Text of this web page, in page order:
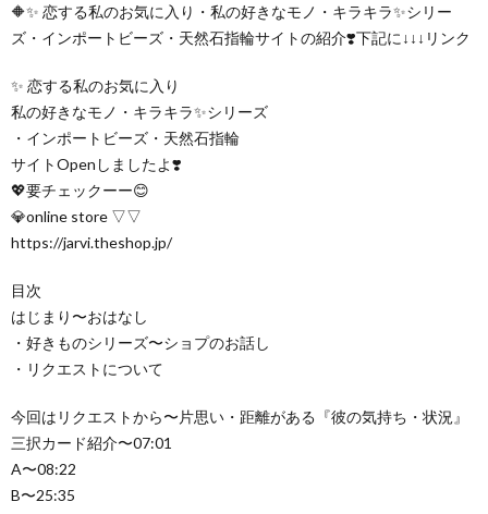
🔶✨ 恋する私のお気に入り・私の好きなモノ・キラキラ✨シリー
ズ・インポートビーズ・天然石指輪サイトの紹介❣️下記に↓↓↓リンク
✨ 恋する私のお気に入り
私の好きなモノ・キラキラ✨シリーズ
・インポートビーズ・天然石指輪
サイトOpenしましたよ❣️
💖要チェックーー😊
💎online store ▽▽
https://jarvi.theshop.jp/
目次
はじまり〜おはなし
・好きものシリーズ〜ショプのお話し
・リクエストについて
今回はリクエストから〜片思い・距離がある『彼の気持ち・状況』
三択カード紹介〜07:01
A〜08:22
B〜25:35